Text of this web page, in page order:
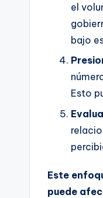
el
bajo
Esto
Este
puede